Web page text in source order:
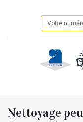
Nettoyage